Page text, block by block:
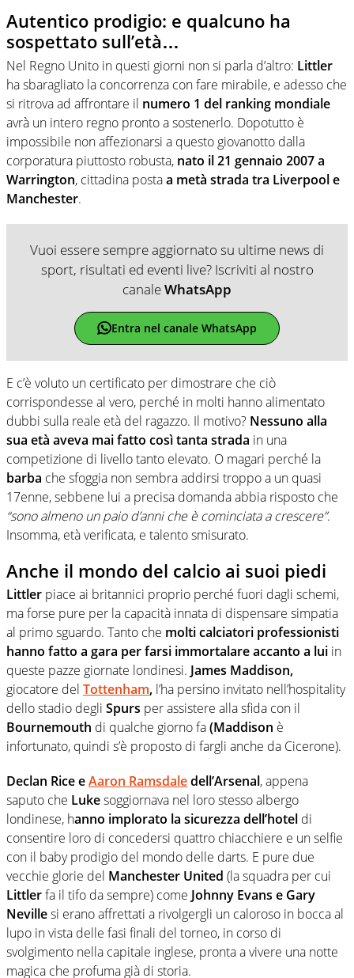
Autentico prodigio: e qualcuno ha
sospettato sull’età…
Nel Regno Unito in questi giorni non si parla d’altro: Littler
ha sbaragliato la concorrenza con fare mirabile, e adesso che
si ritrova ad affrontare il numero 1 del ranking mondiale
avrà un intero regno pronto a sostenerlo. Dopotutto è
impossibile non affezionarsi a questo giovanotto dalla
corporatura piuttosto robusta, nato il 21 gennaio 2007 a
Warrington, cittadina postaa metà strada tra Liverpool e
Manchester.
Vuoi essere sempre aggiornato su ultime news di
sport, risultati ed eventi live? Iscriviti al nostro
canaleWhatsApp
Entra nel canale WhatsApp
E c’è voluto un certificato per dimostrare che ciò
corrispondesse al vero, perché in molti hanno alimentato
dubbi sulla reale età del ragazzo. Il motivo? Nessuno alla
sua età aveva mai fatto così tanta strada in una
competizione di livello tanto elevato. O magari perché la
barba che sfoggia non sembra addirsi troppo a un quasi
17enne, sebbene lui a precisa domanda abbia risposto che
“sono almeno un paio d’anni che è cominciata a crescere”.
Insomma, età verificata, e talento smisurato.
Anche il mondo del calcio ai suoi piedi
Littler piace ai britannici proprio perché fuori dagli schemi,
ma forse pure per la capacità innata di dispensare simpatia
al primo sguardo. Tanto che molti calciatori professionisti
hanno fatto a gara per farsi immortalare accanto a lui in
queste pazze giornate londinesi. James Maddison,
giocatore del Tottenham, l’ha persino invitato nell’hospitality
dello stadio degli Spurs per assistere alla sfida con il
Bournemouth di qualche giorno fa(Maddison è
infortunato, quindi s’è proposto di fargli anche da Cicerone).
Declan Rice eAaron Ramsdaledell’Arsenal, appena
saputo che Lukesoggiornava nel loro stesso albergo
londinese, hanno implorato la sicurezza dell’hotel di
consentire loro di concedersi quattro chiacchiere e un selfie
con il baby prodigio del mondo delle darts. E pure due
vecchie glorie del Manchester United (la squadra per cui
Littlerfa il tifo da sempre) come Johnny Evans e Gary
Nevillesi erano affrettati a rivolgergli un caloroso in bocca al
lupo in vista delle fasi finali del torneo, in corso di
svolgimento nella capitale inglese, pronta a vivere una notte
magica che profuma già di storia.